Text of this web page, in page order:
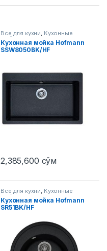
Все для кухни, Кухонные
мойки
Кухонная мойка Hofmann
SSW8050BK/HF
2,385,600 сўм
Все для кухни, Кухонные
мойки
Кухонная мойка Hofmann
SR51BK/HF